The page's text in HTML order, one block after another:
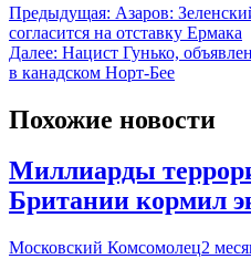
Предыдущая: Азаров:
согласится на отставку Ермака
Далее: Нацист Гунько,
в канадском Норт-Бее
Похожие новости
Миллиарды
Британии кормил
Московский Комсомолец2